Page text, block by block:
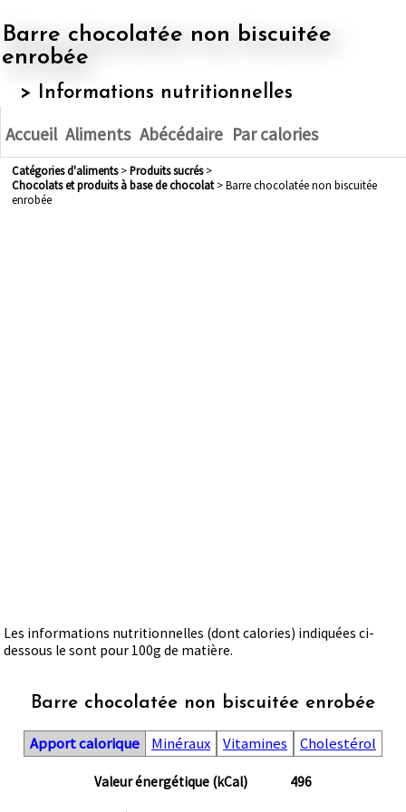
Barre chocolatée non biscuitée
enrobée
> Informations nutritionnelles
Accueil Aliments Abécédaire Par calories
Catégories d'aliments> produits sucrés>
chocolats et produits à base de chocolat> Barre chocolatée non biscuitée
enrobée
Les informations nutritionnelles (dont calories) indiquées ci-
dessous le sont pour 100g de matière.
Barre chocolatée non biscuitée enrobée
Apport calorique Minéraux Vitamines Cholestérol
Valeur énergétique (kCal) 496